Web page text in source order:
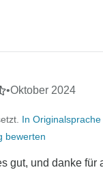
ebenso viel Spaß
es wirklich zu
uns geteilt haben
Abenteuern
•Oktober 2024
In
bewerten
gut, und danke für